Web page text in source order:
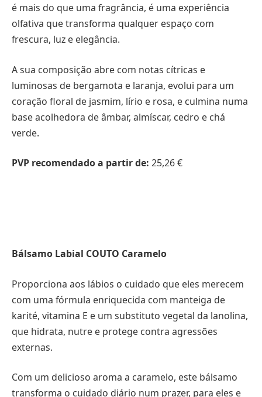
é mais do que uma fragrância, é uma experiência
olfativa que transforma qualquer espaço com
frescura, luz e elegância.
A sua composição abre com notas cítricas e
luminosas de bergamota e laranja, evolui para um
coração floral de jasmim, lírio e rosa, e culmina numa
base acolhedora de âmbar, almíscar, cedro e chá
verde.
PVP recomendado a partir de: 25,26 €
Bálsamo Labial COUTO Caramelo
Proporciona aos lábios o cuidado que eles merecem
com uma fórmula enriquecida com manteiga de
karité, vitamina E e um substituto vegetal da lanolina,
que hidrata, nutre e protege contra agressões
externas.
Com um delicioso aroma a caramelo, este bálsamo
transforma o cuidado diário num prazer, para eles e